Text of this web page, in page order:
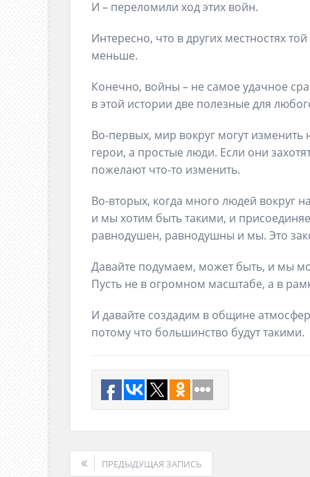
И – переломили ход этих войн.
Интересно, что в других местностях
меньше.
Конечно, войны – не самое удачное
в этой истории две полезные для
Во-первых, мир вокруг могут изменить
герои, а простые люди. Если они
пожелают что-то изменить.
Во-вторых, когда много людей вокруг
и мы хотим быть такими, и
равнодушен, равнодушны и мы. Это
Давайте подумаем, может быть, и мы
Пусть не в огромном масштабе, а в
И давайте создадим в общине
потому что большинство будут такими.
ПРЕДЫДУЩАЯ ЗАПИСЬ